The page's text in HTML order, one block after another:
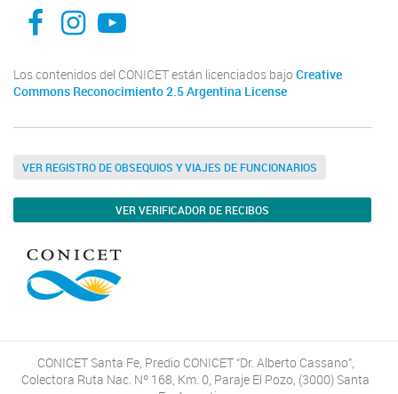
facebook
instagram
Youtube
Los contenidos del CONICET están licenciados bajo Creative
Commons Reconocimiento 2.5 Argentina License
VER REGISTRO DE OBSEQUIOS Y VIAJES DE FUNCIONARIOS
VER VERIFICADOR DE RECIBOS
CONICET Santa Fe, Predio CONICET “Dr. Alberto Cassano”,
Colectora Ruta Nac. Nº 168, Km. 0, Paraje El Pozo, (3000) Santa